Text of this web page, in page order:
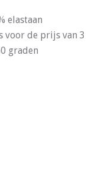
elastaan
voor de prijs van 3
graden